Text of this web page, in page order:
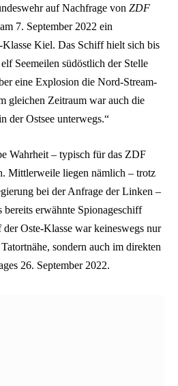
auf Nachfrage von ZDF
7. September 2022 ein
Klasse Kiel. Das Schiff hielt sich bis
Seemeilen südöstlich der Stelle
eine Explosion die Nord-Stream-
gleichen Zeitraum war auch die
der Ostsee unterwegs.“
Wahrheit – typisch für das ZDF
Mittlerweile liegen nämlich – trotz
bei der Anfrage der Linken –
bereits erwähnte Spionageschiff
Oste-Klasse war keineswegs nur
sondern auch im direkten
26. September 2022.